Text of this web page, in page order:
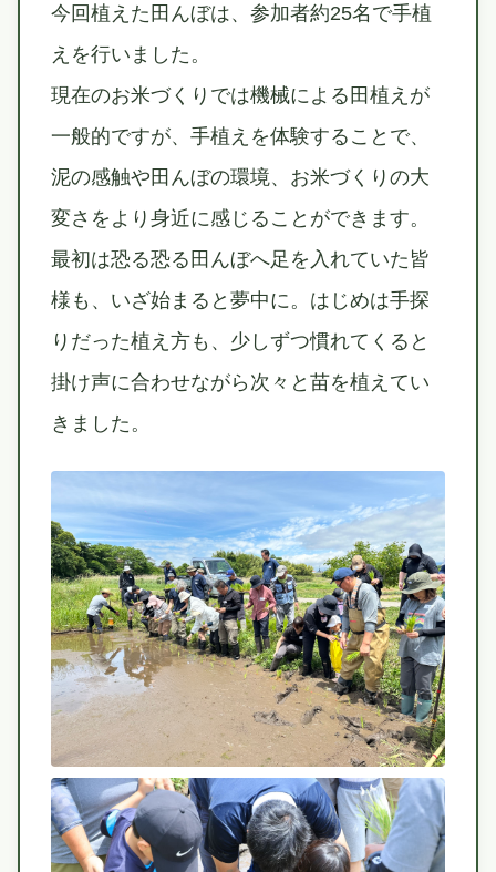
今回植えた田んぼは、参加者約25名で手植
えを行いました。
現在のお米づくりでは機械による田植えが
一般的ですが、手植えを体験することで、
泥の感触や田んぼの環境、お米づくりの大
変さをより身近に感じることができます。
最初は恐る恐る田んぼへ足を入れていた皆
様も、いざ始まると夢中に。はじめは手探
りだった植え方も、少しずつ慣れてくると
掛け声に合わせながら次々と苗を植えてい
きました。